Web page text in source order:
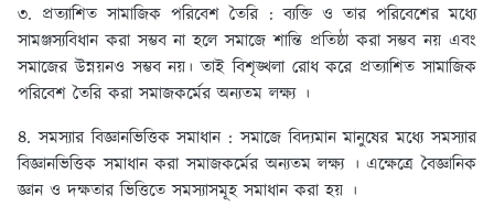
৩. প্রত্যাশিত সামাজিক পরিবেশ তৈরি :ব্যক্তি ও তার পরিবেশের মধ্যে
সামঞ্জস্যবিধান করা সম্ভব না হলে সমাজে শান্তি প্রতিষ্ঠা করা সম্ভব নয় এবং
সমাজের উন্নয়নও সম্ভব নয়। তাই বিশৃঙ্খলা রোধ করে প্রত্যাশিত সামাজিক
পরিবেশ তৈরি করা সমাজকর্মের অন্যতম লক্ষ্য ।
৪. সমস্যার বিজ্ঞানভিত্তিক সমাধান :সমাজে বিদ্যমান মানুষের মধ্যে সমস্যার
বিজ্ঞানভিত্তিক সমাধান করা সমাজকর্মের অন্যতম লক্ষ্য । এক্ষেত্রে বৈজ্ঞানিক
জ্ঞান ও দক্ষতার ভিত্তিতে সমস্যাসমূহ সমাধান করা হয় ।